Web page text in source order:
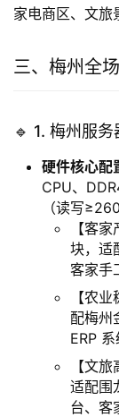
家电商区、文旅
三、梅州全
🔹 1. 梅州服
硬件核心配
CPU、
（读写
【客
块，适
客家手
【农
配梅州
ERP
【文
适配围
台、客